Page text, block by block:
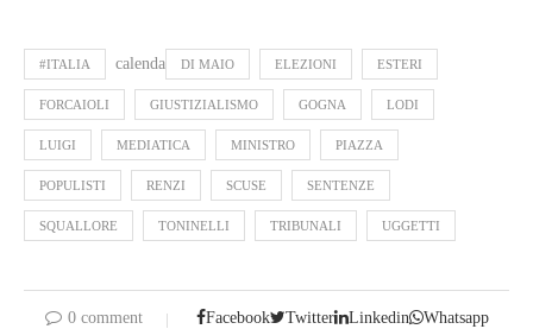
#ITALIA calenda DI MAIO ELEZIONI ESTERI
FORCAIOLI GIUSTIZIALISMO GOGNA LODI
LUIGI MEDIATICA MINISTRO PIAZZA
POPULISTI RENZI SCUSE SENTENZE
SQUALLORE TONINELLI TRIBUNALI UGGETTI
0 comment Facebook Twitter Linkedin Whatsapp